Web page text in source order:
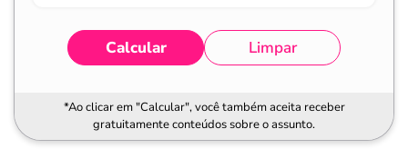
Calcular Limpar
*Ao clicar em "Calcular", você também aceita receber
gratuitamente conteúdos sobre o assunto.